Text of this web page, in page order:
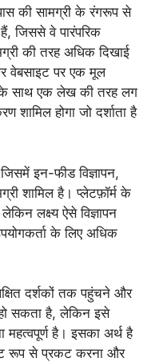
की सामग्री के रंगरूप से
जिससे वे पारंपरिक
की तरह अधिक दिखाई
वेबसाइट पर एक मूल
के साथ एक लेख की तरह लग
होगा जो दर्शाता है
इन-फीड विज्ञापन,
शामिल है। प्लेटफ़ॉर्म के
लक्ष्य ऐसे विज्ञापन
के लिए अधिक
दर्शकों तक पहुंचने और
सकता है, लेकिन इसे
महत्वपूर्ण है। इसका अर्थ है
रूप से प्रकट करना और